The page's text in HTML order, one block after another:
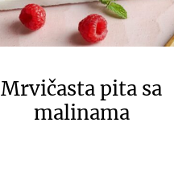
Mrvičasta pita sa
malinama